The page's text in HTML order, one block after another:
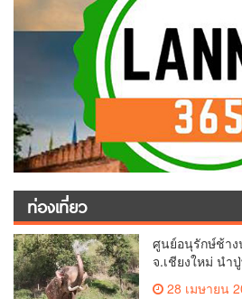
ท่องเที่ยว
ศูนย์อนุรักษ์ช้าง
จ.เชียงใหม่ นำ
ปี เข้าสู่บ้านพักช้
28 เมษายน